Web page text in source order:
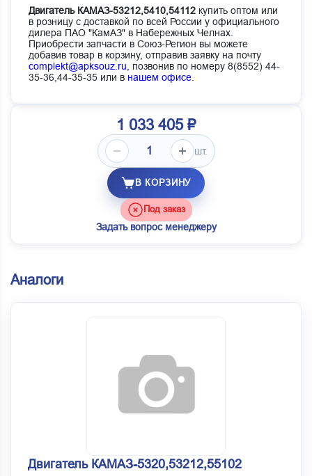
Двигатель КАМАЗ-53212,5410,54112 купить оптом или
в розницу с доставкой по всей России у официального
дилера ПАО "КамАЗ" в Набережных Челнах.
Приобрести запчасти в Союз-Регион вы можете
добавив товар в корзину, отправив заявку на почту
complekt@apksouz.ru,
позвонив по номеру 8(8552) 44-
35-36,44-35-35 или в нашем офисе
1 033 405 ₽
шт.
В КОРЗИНУ
Под заказ
Задать вопрос менеджеру
Аналоги
Двигатель КАМАЗ-5320,53212,55102